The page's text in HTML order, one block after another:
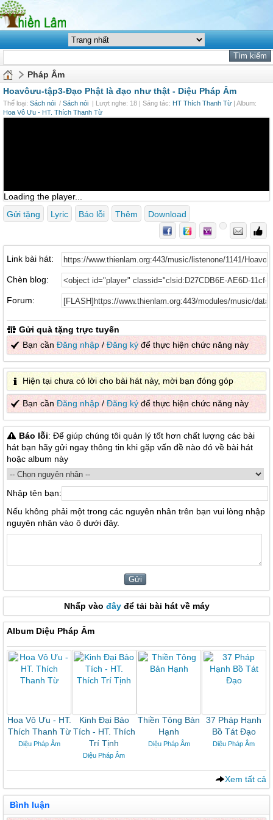
Pháp Âm
Hoavôưu-tập3-Đạo Phật là đạo như thật - Diệu Pháp Âm
Thể loại: Sách nói / Sách nói | Lượt nghe: 18 | Sáng tác: HT Thích Thanh Từ | Album:
Hoa Vô Ưu - HT. Thích Thanh Từ
Loading the player...
Gửi tặng
Lyric Báo lỗi Thêm Download
Link bài hát:
Chèn blog:
Forum:
Gửi quà tặng trực tuyến
Bạn cầnĐăng nhập / Đăng kýđể thực hiện chức năng này
Hiện tại chưa có lời cho bài hát này, mời bạn đóng góp
Bạn cầnĐăng nhập / Đăng kýđể thực hiện chức năng này
Báo lỗi: Để giúp chúng tôi quản lý tốt hơn chất lượng các bài
hát bạn hãy gửi ngay thông tin khi gặp vấn đề nào đó về bài hát
hoặc album này
Nhập tên bạn:
Nếu không phải một trong các nguyên nhân trên bạn vui lòng nhập
nguyên nhân vào ô dưới đây.
Nhấp vào đâyđể tải bài hát về máy
Album Diệu Pháp Âm
Hoa Vô Ưu - HT.
Thích Thanh Từ
Diệu Pháp Âm
Kinh Đại Bảo
Tích - HT. Thích
Trí Tịnh
Diệu Pháp Âm
Thiền Tông Bản
Hạnh
Diệu Pháp Âm
37 Pháp Hạnh
Bồ Tát Đạo
Diệu Pháp Âm
Xem tất cả
Bình luận